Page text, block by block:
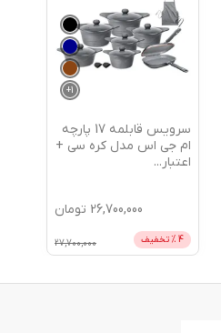
1
+
سرویس قابلمه 17 پارچه
ام جی اس مدل کره سی +
اعتبار...
26,700,000 تومان
4 % تخفیف 27,700,000